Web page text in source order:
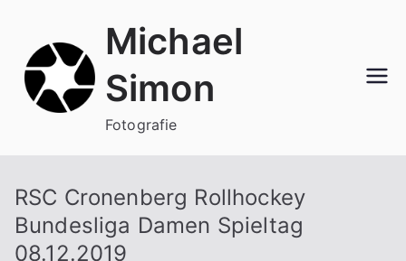
springen
Michael
Simon
Fotografie
RSC Cronenberg Rollhockey
Bundesliga Damen Spieltag
08.12.2019